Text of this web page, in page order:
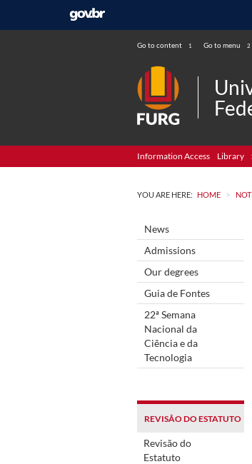
Go to content 1 Go to menu 2
Information Access Library
YOU ARE HERE: HOME >
News
Admissions
Our degrees
Guia de Fontes
22ª Semana
Nacional da
Ciência e da
Tecnologia
REVISÃO DO ESTATUTO
Revisão do
Estatuto